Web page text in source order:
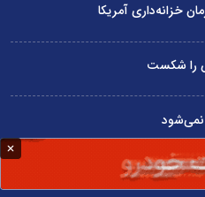
خزانه‌داری آمریکا
را شکست
نمی‌شود
و شرط در نمایشگاه صنعت مبلمان